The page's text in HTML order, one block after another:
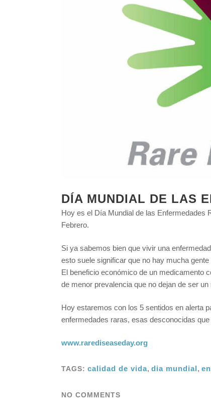
DÍA MUNDIAL DE LAS
Hoy es el Día Mundial de las Enfermedades
Febrero.
Si ya sabemos bien que vivir una
esto suele significar que no hay mucha
El beneficio económico de un medicamento
de menor prevalencia que no dejan de ser
Hoy estaremos con los 5 sentidos en alerta
enfermedades raras, esas desconocidas
www.rarediseaseday.org
TAGS: calidad de vida, dia mundial,
NO COMMENTS